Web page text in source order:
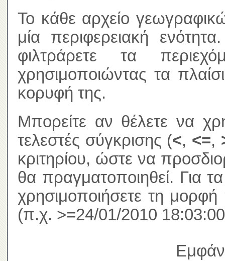
Το κάθε αρχείο
μία περιφερειακή
φιλτράρετε τα
χρησιμοποιώντας τα
κορυφή της.
Μπορείτε αν θέλετε να
τελεστές σύγκρισης (<, <=,
κριτηρίου, ώστε να
θα πραγματοποιηθεί. Για
χρησιμοποιήσετε τη
(π.χ. >=24/01/2010